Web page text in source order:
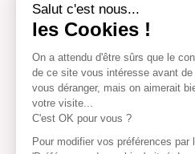
Salut c'est nous...
les Cookies !
On a attendu d'être sûrs que le
de ce site vous intéresse avant de
vous déranger, mais on aimerait
votre visite...
C'est OK pour vous ?
Pour modifier vos préférences